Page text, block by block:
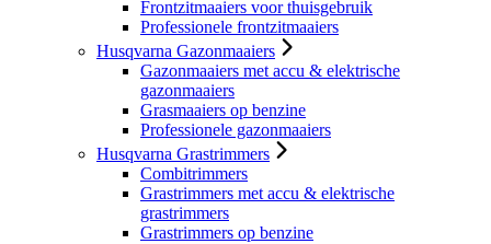
Frontzitmaaiers voor thuisgebruik
Professionele frontzitmaaiers
Husqvarna Gazonmaaiers
Gazonmaaiers met accu & elektrische
gazonmaaiers
Grasmaaiers op benzine
Professionele gazonmaaiers
Husqvarna Grastrimmers
Combitrimmers
Grastrimmers met accu & elektrische
grastrimmers
Grastrimmers op benzine